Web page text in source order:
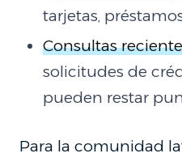
tarjetas,
Consultas
solicitudes de
pueden restar
Para la comunidad